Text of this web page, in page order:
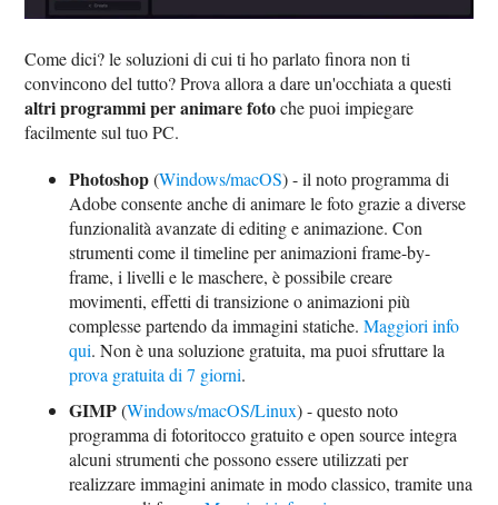
Come dici? le soluzioni di cui ti ho parlato finora non ti
convincono del tutto? Prova allora a dare un'occhiata a questi
altri programmi per animare fotoche puoi impiegare
facilmente sul tuo PC.
Photoshop(Windows/macOS) - il noto programma di
Adobe consente anche di animare le foto grazie a diverse
funzionalità avanzate di editing e animazione. Con
strumenti come il timeline per animazioni frame-by-
frame, i livelli e le maschere, è possibile creare
movimenti, effetti di transizione o animazioni più
complesse partendo da immagini statiche.Maggiori info
qui. Non è una soluzione gratuita, ma puoi sfruttare la
prova gratuita di 7 giorni.
GIMP(Windows/macOS/Linux) - questo noto
programma di fotoritocco gratuito e open source integra
alcuni strumenti che possono essere utilizzati per
realizzare immagini animate in modo classico, tramite una